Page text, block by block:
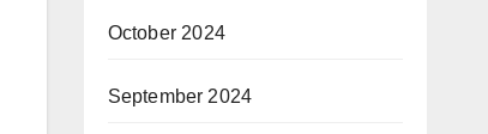
October 2024
September 2024